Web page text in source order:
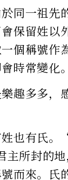
同一祖先
保留姓以
個稱號
時常變化。
趣多多，
也有氏
主所封的
而來。氏